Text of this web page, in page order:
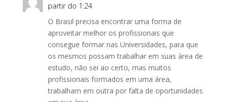
partir do 1:24
O Brasil precisa encontrar uma forma de
aproveitar melhor os profissionais que
consegue formar nas Universidades, para que
os mesmos possam trabalhar em suas área de
estudo, não sei ao certo, mas muitos
profissionais formados em uma área,
trabalham em outra por falta de oportunidades